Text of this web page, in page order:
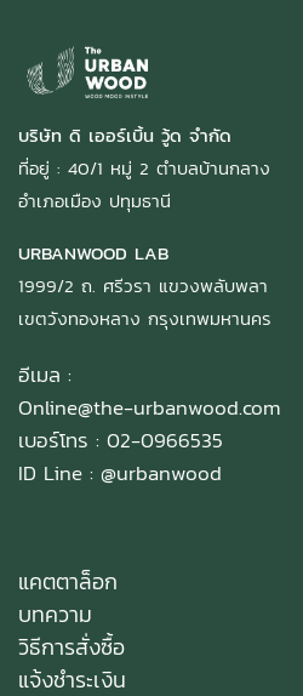
บริษัท ดิ เออร์เบิ้น วู้ด จำกัด
ที่อยู่ : 40/1 หมู่ 2 ตำบลบ้านกลาง
อำเภอเมือง ปทุมธานี
URBANWOOD LAB
1999/2 ถ. ศรีวรา แขวงพลับพลา
เขตวังทองหลาง กรุงเทพมหานคร
อีเมล :
Online@the-urbanwood.com
เบอร์โทร : 02-0966535
ID Line : @urbanwood
แคตตาล็อก
บทความ
วิธีการสั่งซื้อ
แจ้งชำระเงิน